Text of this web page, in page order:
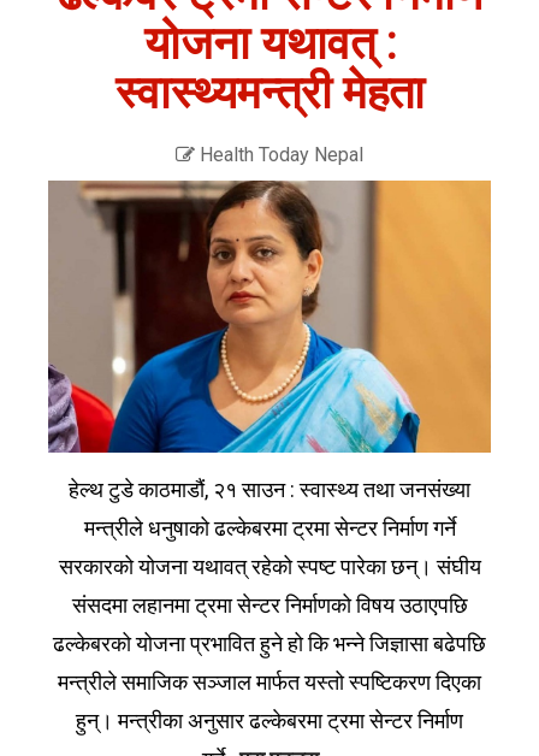
योजना यथावत् :
स्वास्थ्यमन्त्री मेहता
Health Today Nepal
हेल्थ टुडे काठमाडौं, २१ साउन : स्वास्थ्य तथा जनसंख्या
मन्त्रीले धनुषाको ढल्केबरमा ट्रमा सेन्टर निर्माण गर्ने
सरकारको योजना यथावत् रहेको स्पष्ट पारेका छन्। संघीय
संसदमा लहानमा ट्रमा सेन्टर निर्माणको विषय उठाएपछि
ढल्केबरको योजना प्रभावित हुने हो कि भन्ने जिज्ञासा बढेपछि
मन्त्रीले समाजिक सञ्जाल मार्फत यस्तो स्पष्टिकरण दिएका
हुन्। मन्त्रीका अनुसार ढल्केबरमा ट्रमा सेन्टर निर्माण